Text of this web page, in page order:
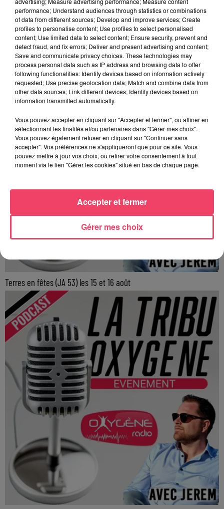
Du 14 au 30 août : 1er Open du Tennis Club de Tiercé
Terres en fêtes (JA 53) les 15 et 16 août
performance; Understand audiences through statistics or combinations
of data from different sources; Develop and improve services; Create
profiles to personalise content; Use profiles to select personalised
content; Use limited data to select content; Ensure security, prevent and
detect fraud, and fix errors; Deliver and present advertising and content;
Save and communicate privacy choices. These technologies may
process personal data such as IP address and browsing data to offer
following functionalities: Identify devices based on information actively
requested; Use precise geolocation data; Match and combine data from
other data sources; Link different devices; Identify devices based on
information transmitted automatically.
Vous pouvez accepter en cliquant sur "Accepter et fermer", ou affiner en
sélectionnant les finalités et/ou partenaires dans "Gérer mes choix".
Vous pouvez également refuser en cliquant sur "Continuer sans
accepter". Vos préférences ne s'appliqueront que pour ce site. Vous
pouvez mettre à jour vos choix, ou retirer votre consentement à tout
moment via le lien "Gérer les cookies" situé en bas de chaque page.
Gérer mes choix
Accepter et fermer